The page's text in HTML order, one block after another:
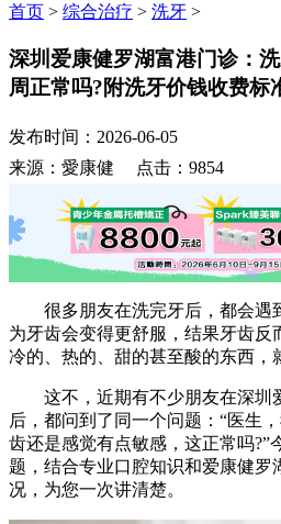
首页 > 综合治疗 > 洗牙 >
深圳爱康健罗湖富港门诊：
周正常吗?附洗牙价钱收费标
发布时间：2026-06-05
来源：愛康健 点击：9854
很多朋友在洗完牙后，都会遇
为牙齿会变得更舒服，结果牙齿反
冷的、热的、甜的甚至酸的东西，
这不，近期有不少朋友在深圳
后，都问到了同一个问题：“医生
齿还是感觉有点敏感，这正常吗?”
题，结合专业口腔知识和爱康健罗
况，为您一次讲清楚。